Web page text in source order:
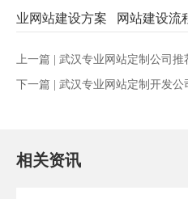
业网站建设方案
网站建设流
上一篇 | 武汉专业网站定制公司推
下一篇 | 武汉专业网站定制开发公
相关资讯